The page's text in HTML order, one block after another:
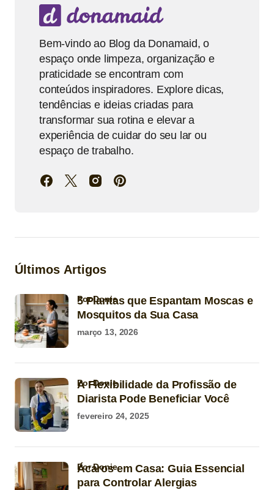
Bem-vindo ao Blog da Donamaid, o
espaço onde limpeza, organização e
praticidade se encontram com
conteúdos inspiradores. Explore dicas,
tendências e ideias criadas para
transformar sua rotina e elevar a
experiência de cuidar do seu lar ou
espaço de trabalho.
Últimos Artigos
5 Plantas que Espantam Moscas e
Mosquitos da Sua Casa
por Donie
março 13, 2026
A Flexibilidade da Profissão de
Diarista Pode Beneficiar Você
por Donie
fevereiro 24, 2025
Ácaros em Casa: Guia Essencial
para Controlar Alergias
por Donie